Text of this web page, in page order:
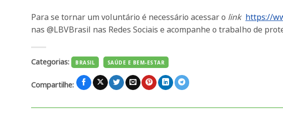
Para se tornar um voluntário é necessário acessar o link https://
nas @LBVBrasil nas Redes Sociais e acompanhe o trabalho de
Categorias: BRASIL SAÚDE E BEM-ESTAR
Compartilhe: